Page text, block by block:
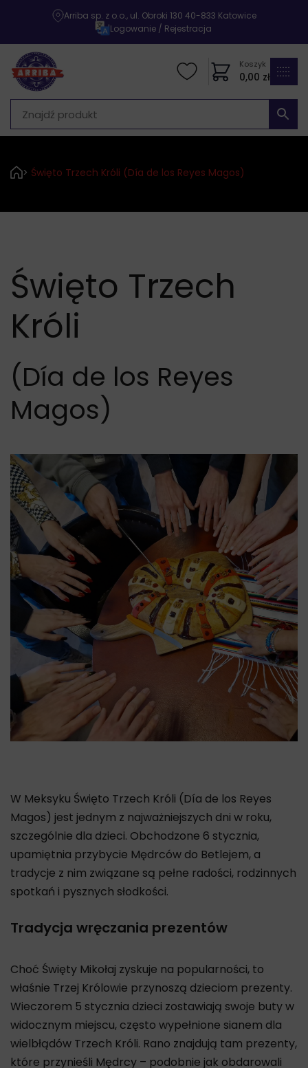
Arriba sp. z o.o., ul. Obroki 130 40-833 Katowice
|Logowanie / Rejestracja
Koszyk
0,00 zł
> Święto Trzech Króli (Día de los Reyes Magos)
Święto Trzech
Króli
(Día de los Reyes
Magos)
W Meksyku Święto Trzech Króli (Día de los Reyes
Magos) jest jednym z najważniejszych dni w roku,
szczególnie dla dzieci. Obchodzone 6 stycznia,
upamiętnia przybycie Mędrców do Betlejem, a
tradycje z nim związane są pełne radości, rodzinnych
spotkań i pysznych słodkości.
Tradycja wręczania prezentów
Choć Święty Mikołaj zyskuje na popularności, to
właśnie Trzej Królowie przynoszą dzieciom prezenty.
Wieczorem 5 stycznia dzieci zostawiają swoje buty w
widocznym miejscu, często wypełnione sianem dla
wielbłądów Trzech Króli. Rano znajdują tam prezenty,
które przynieśli Mędrcy – podobnie jak obdarowali